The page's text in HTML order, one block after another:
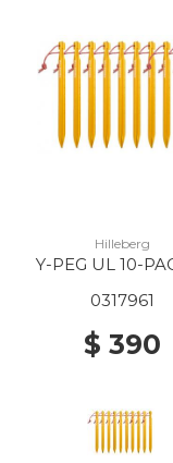
Hilleberg
Y-PEG UL 10-
0317961
$ 390